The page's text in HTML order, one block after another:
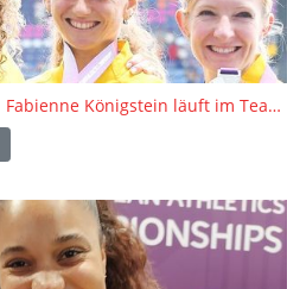
EM Rom Tag 3 | Fabienne Königstein läuft im Team zu Silber